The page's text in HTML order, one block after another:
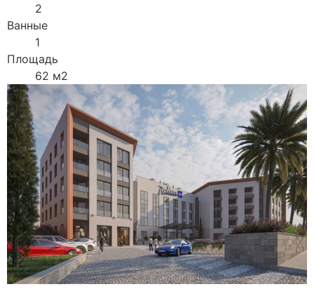
2
Ванные
1
Площадь
62 м2